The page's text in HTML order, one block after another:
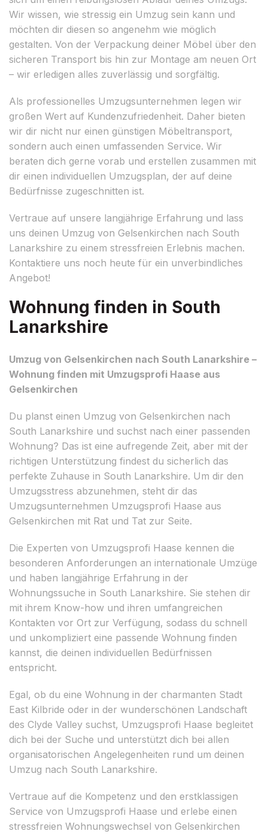
Wir wissen, wie stressig ein Umzug sein kann und
möchten dir diesen so angenehm wie möglich
gestalten. Von der Verpackung deiner Möbel über den
sicheren Transport bis hin zur Montage am neuen Ort
– wir erledigen alles zuverlässig und sorgfältig.
Als professionelles Umzugsunternehmen legen wir
großen Wert auf Kundenzufriedenheit. Daher bieten
wir dir nicht nur einen günstigen Möbeltransport,
sondern auch einen umfassenden Service. Wir
beraten dich gerne vorab und erstellen zusammen mit
dir einen individuellen Umzugsplan, der auf deine
Bedürfnisse zugeschnitten ist.
Vertraue auf unsere langjährige Erfahrung und lass
uns deinen Umzug von Gelsenkirchen nach South
Lanarkshire zu einem stressfreien Erlebnis machen.
Kontaktiere uns noch heute für ein unverbindliches
Angebot!
Wohnung finden in South
Lanarkshire
Umzug von Gelsenkirchen nach South Lanarkshire –
Wohnung finden mit Umzugsprofi Haase aus
Gelsenkirchen
Du planst einen Umzug von Gelsenkirchen nach
South Lanarkshire und suchst nach einer passenden
Wohnung? Das ist eine aufregende Zeit, aber mit der
richtigen Unterstützung findest du sicherlich das
perfekte Zuhause in South Lanarkshire. Um dir den
Umzugsstress abzunehmen, steht dir das
Umzugsunternehmen Umzugsprofi Haase aus
Gelsenkirchen mit Rat und Tat zur Seite.
Die Experten von Umzugsprofi Haase kennen die
besonderen Anforderungen an internationale Umzüge
und haben langjährige Erfahrung in der
Wohnungssuche in South Lanarkshire. Sie stehen dir
mit ihrem Know-how und ihren umfangreichen
Kontakten vor Ort zur Verfügung, sodass du schnell
und unkompliziert eine passende Wohnung finden
kannst, die deinen individuellen Bedürfnissen
entspricht.
Egal, ob du eine Wohnung in der charmanten Stadt
East Kilbride oder in der wunderschönen Landschaft
des Clyde Valley suchst, Umzugsprofi Haase begleitet
dich bei der Suche und unterstützt dich bei allen
organisatorischen Angelegenheiten rund um deinen
Umzug nach South Lanarkshire.
Vertraue auf die Kompetenz und den erstklassigen
Service von Umzugsprofi Haase und erlebe einen
stressfreien Wohnungswechsel von Gelsenkirchen